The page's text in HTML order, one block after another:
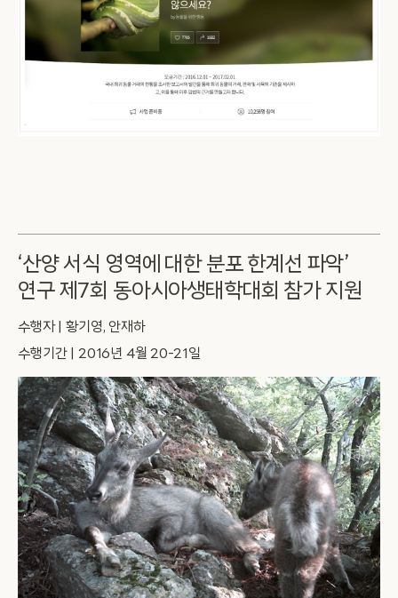
‘산양 서식 영역에 대한 분포 한계선 파악’
연구 제7회 동아시아생태학대회 참가 지원
수행자 | 황기영, 안재하
수행기간 | 2016년 4월 20-21일